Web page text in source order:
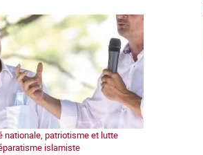
nationale, patriotisme et lutte
islamiste